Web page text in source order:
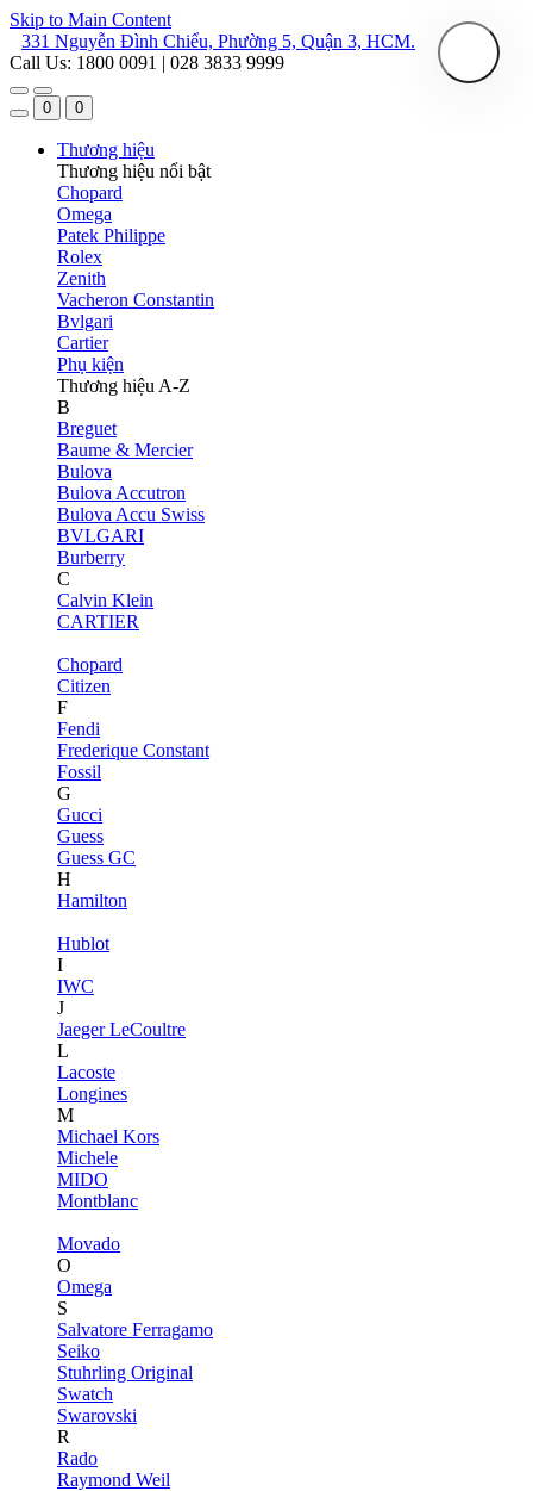
Skip to Main Content
331 Nguyễn Đình Chiểu, Phường 5, Quận 3, HCM.
Call Us: 1800 0091 | 028 3833 9999
0 0
Thương hiệu
Thương hiệu nổi bật
Chopard
Omega
Patek Philippe
Rolex
Zenith
Vacheron Constantin
Bvlgari
Cartier
Phụ kiện
Thương hiệu A-Z
B
Breguet
Baume & Mercier
Bulova
Bulova Accutron
Bulova Accu Swiss
BVLGARI
Burberry
C
Calvin Klein
CARTIER
Chopard
Citizen
F
Fendi
Frederique Constant
Fossil
G
Gucci
Guess
Guess GC
H
Hamilton
Hublot
I
IWC
J
Jaeger LeCoultre
L
Lacoste
Longines
M
Michael Kors
Michele
MIDO
Montblanc
Movado
O
Omega
S
Salvatore Ferragamo
Seiko
Stuhrling Original
Swatch
Swarovski
R
Rado
Raymond Weil